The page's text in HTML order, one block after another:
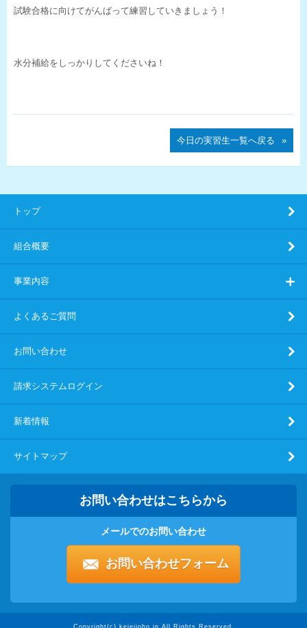
試験合格に向けてがんばって練習していきましょう！
水分補給をしっかりしてくださいね！
今日の実習生一覧へ戻る
トップ
組合概要
事業内容
よくあるご質問
お問い合わせ
請求システムログイン
新着情報
サイトマップ
お問い合わせはこちらから
メールでのお問い合わせ
お問い合わせフォーム
Copyright(c) keieijoho.jp All Rights Reserved.